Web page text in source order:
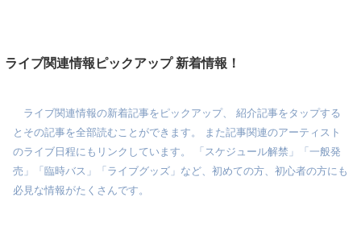
ライブ関連情報ピックアップ 新着情報！
ライブ関連情報の新着記事をピックアップ、 紹介記事をタップする
とその記事を全部読むことができます。 また記事関連のアーティスト
のライブ日程にもリンクしています。 「スケジュール解禁」「一般発
売」「臨時バス」「ライブグッズ」など、初めての方、初心者の方にも
必見な情報がたくさんです。